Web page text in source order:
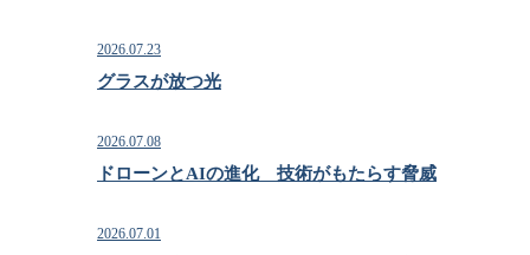
2026.07.23
グラスが放つ光
2026.07.08
ドローンとAIの進化 技術がもたらす脅威
2026.07.01